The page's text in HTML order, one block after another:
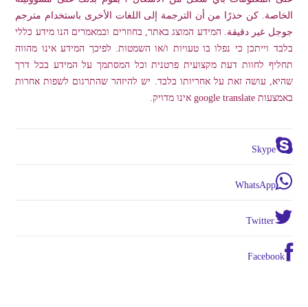
الخاصة. كن حذرًا من أن الترجمة إلى اللغات الأخرى باستخدام مترجم
جوجل غير دقيقة. המידע המוצג באתר, בחוזרים ובמאמרים הנו מידע כללי
בלבד וייתכן כי נפלו בו טעויות ו/או השמטות. לפיכך המידע אינו מהווה
תחליף לחוות דעת מקצועית פרטנית וכל המסתמך על המידע בכל דרך
שהיא, עושה זאת על אחריותו בלבד. יש להיזהר שהתרגום לשפות אחרות
באמצעות google translate אינו מדויק.
Skype
WhatsApp
Twitter
Facebook